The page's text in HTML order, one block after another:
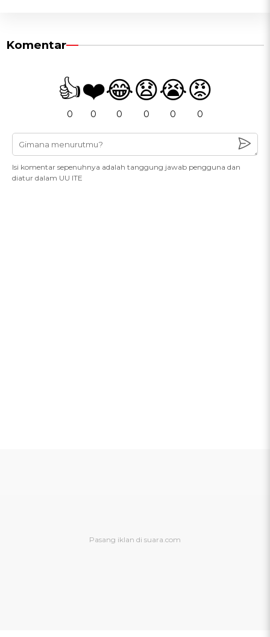
Komentar
👍
0
❤️
0
😂
0
😧
0
😭
0
😡
0
Isi komentar sepenuhnya adalah tanggung jawab pengguna dan
diatur dalam UU ITE